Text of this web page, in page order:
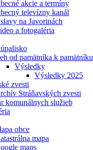
akcie a termíny
televízny kanál
na Javorinách
a fotogaléria
od pamätníka k pamätníku
Výsledky
Výsledky 2025
zvesti
Stráňavských zvesti
komunálnych služieb
obce
mapa
maps